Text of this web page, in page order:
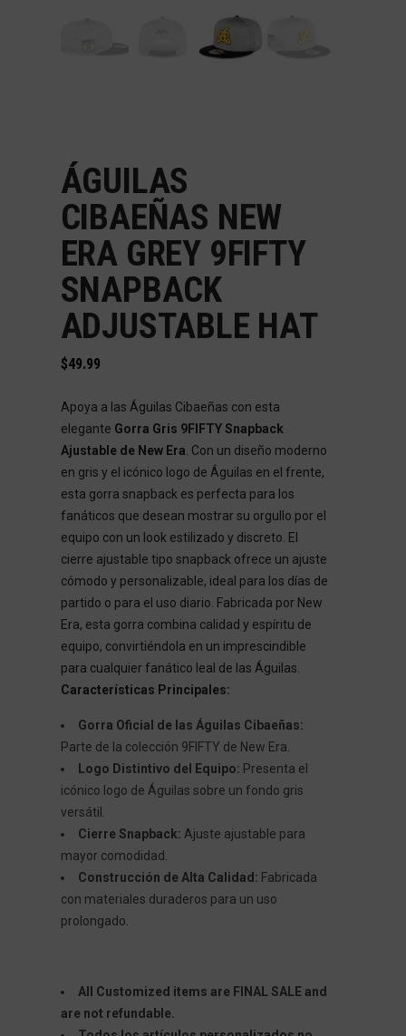
ÁGUILAS
CIBAEÑAS NEW
ERA GREY 9FIFTY
SNAPBACK
ADJUSTABLE HAT
$49.99
Apoya a las Águilas Cibaeñas con esta
elegante Gorra Gris 9FIFTY Snapback
Ajustable de New Era . Con un diseño moderno
en gris y el icónico logo de Águilas en el frente,
esta gorra snapback es perfecta para los
fanáticos que desean mostrar su orgullo por el
equipo con un look estilizado y discreto. El
cierre ajustable tipo snapback ofrece un ajuste
cómodo y personalizable, ideal para los días de
partido o para el uso diario. Fabricada por New
Era, esta gorra combina calidad y espíritu de
equipo, convirtiéndola en un imprescindible
para cualquier fanático leal de las Águilas.
Características Principales:
Gorra Oficial de las Águilas Cibaeñas:
Parte de la colección 9FIFTY de New Era.
Logo Distintivo del Equipo: Presenta el
icónico logo de Águilas sobre un fondo gris
versátil.
Cierre Snapback: Ajuste ajustable para
mayor comodidad.
Construcción de Alta Calidad: Fabricada
con materiales duraderos para un uso
prolongado.
All Customized items are FINAL SALE and
are not refundable.